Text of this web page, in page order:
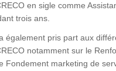
en sigle comme
trois ans.
également pris part aux
notamment sur le
Fondement marketing de